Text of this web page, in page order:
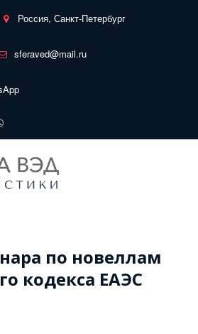
Россия, Санкт-Петербург
sferaved@mail.ru
по новеллам
кодекса ЕАЭС